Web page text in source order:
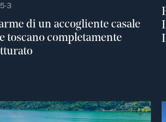
3
di un accogliente casale
toscano completamente
Non